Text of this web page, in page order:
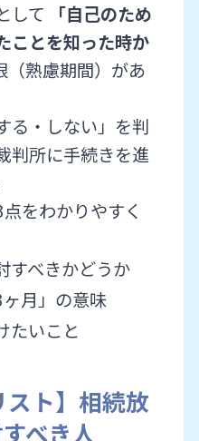
して
「自己のため
ことを知った時か
（熟慮期間）があ
る・しない」を判
判所に手続きを進
をわかりやすく
すべきかどうか
ヶ月」の意味
たいこと
ト】相続放
べき人